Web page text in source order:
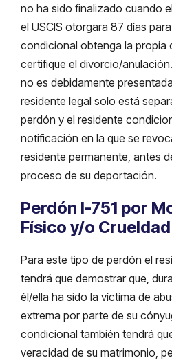
no ha sido finalizado cuando
el USCIS otorgara 87 días
condicional obtenga la propia
certifique el divorcio/
no es debidamente
residente legal solo está
perdón y el residente
notificación en la que se
residente permanente, antes
proceso de su deportación.
Perdón I-751 por
Físico y/o
Para este tipo de perdón el
tendrá que demostrar que,
él/ella ha sido la víctima de
extrema por parte de su
condicional también tendrá
veracidad de su matrimonio,